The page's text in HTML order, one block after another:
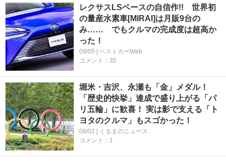
レクサスLSベースの自信作!! 世界初
の量産水素車[MIRAI]は月販9台の
み…… でもクルマの完成度は超高か
った！
09/05 | ベストカーWeb
コメント：35
堀米・吉沢、永瀬も「金」メダル！
「歴史的快挙」達成で盛り上がる「パ
リ五輪」に歓喜！ 実は影で支える「ト
ヨタのクルマ」もスゴかった！
08/02 | くるまのニュース
コメント：1